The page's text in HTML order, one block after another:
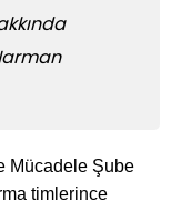
Mücadele Şube
timlerince